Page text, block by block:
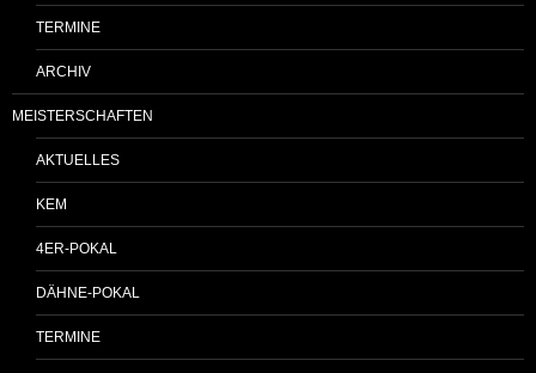
TERMINE
ARCHIV
MEISTERSCHAFTEN
AKTUELLES
KEM
4ER-POKAL
DÄHNE-POKAL
TERMINE